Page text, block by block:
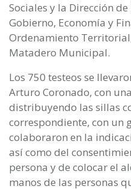
Sociales y la Dirección
Gobierno, Economía y
Ordenamiento
Matadero Municipal.
Los 750 testeos se
Arturo Coronado, con
distribuyendo las sillas
correspondiente, con un
colaboraron en la
así como del
persona y de colocar el
manos de las personas